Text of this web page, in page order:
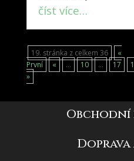
číst více…
19. stránka z celkem 36
«
První
« ... 10 ... 17
»